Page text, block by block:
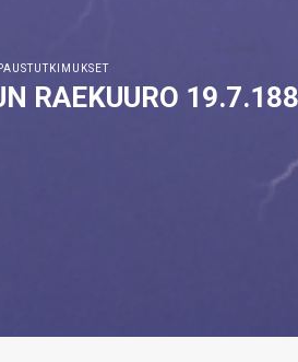
RAEKUURO